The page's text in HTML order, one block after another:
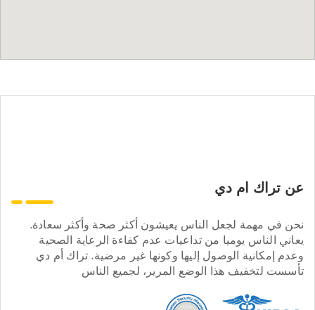
عن تراك ام دي
نحن في مهمة لجعل الناس يعيشون أكثر صحة وأكثر سعادة.
يعاني الناس يوميا من تداعيات عدم كفاءة الرعاية الصحية
وعدم إمكانية الوصول إليها وكونها غير مرضية. تراك أم دي
تأسست لتخفيف هذا الوضع المرير، لجميع الناس